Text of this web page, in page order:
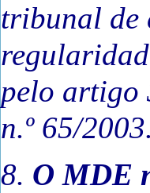
tribunal de
pelo artigo
n.º 65/
8. O MDE